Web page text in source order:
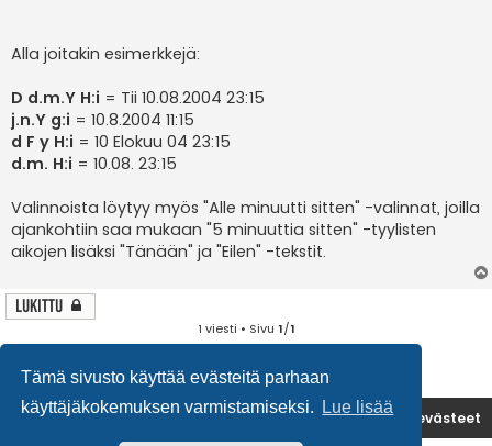
Tämä sivusto käyttää evästeitä parhaan
käyttäjäkokemuksen varmistamiseksi.
Lue lisää
Alla joitakin esimerkkejä:
D d.m.Y H:i = Tii 10.08.2004 23:15
j.n.Y g:i = 10.8.2004 11:15
d F y H:i = 10 Elokuu 04 23:15
d.m. H:i = 10.08. 23:15
Valinnoista löytyy myös "Alle minuutti sitten" -valinnat, joilla
ajankohtiin saa mukaan "5 minuuttia sitten" -tyylisten
aikojen lisäksi "Tänään" ja "Eilen" -tekstit.
Lukittu
1 viesti • Sivu 1/1
Etusivu Poista evästeet